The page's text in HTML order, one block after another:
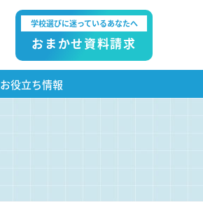
学校選びに迷っているあなたへ
おまかせ資料請求
お役立ち情報